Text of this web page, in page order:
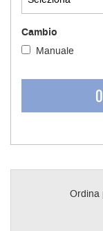
Cambio
Manuale
Ordina